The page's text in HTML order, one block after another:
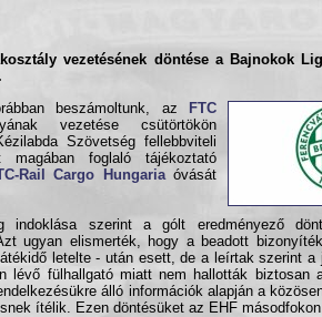
vezetésének döntése a Bajnokok
beszámoltunk, az
FTC
vezetése csütörtökön
Szövetség fellebbviteli
magában foglaló tájékoztató
Rail Cargo Hungariaóvását
indoklása szerint a gólt eredményező
ugyan elismerték, hogy a beadott
letelte - után esett, de a leírtak szerint a
lévő fülhallgató miatt nem hallották biztosan
álló információk alapján a
ítélik. Ezen döntésüket az EHF másodfokon